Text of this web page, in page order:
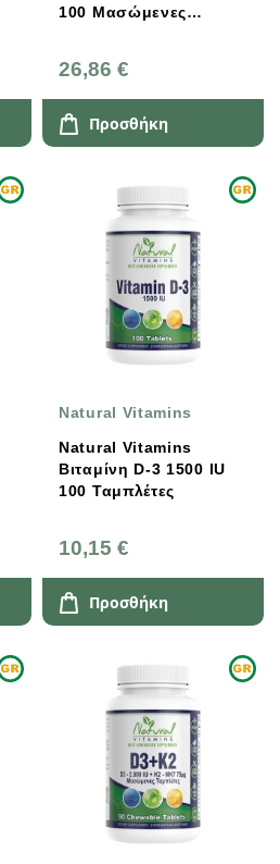
100 Mασώμενες
26,86 €
Προσθήκη
Natural Vitamins
Natural Vitamins
Βιταμίνη D-3 1500 IU
100 Ταμπλέτες
10,15 €
Προσθήκη